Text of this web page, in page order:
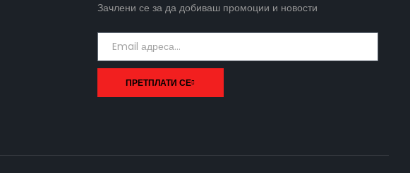
Зачлени се за да добиваш промоции и новости
ПРЕТПЛАТИ СЕ